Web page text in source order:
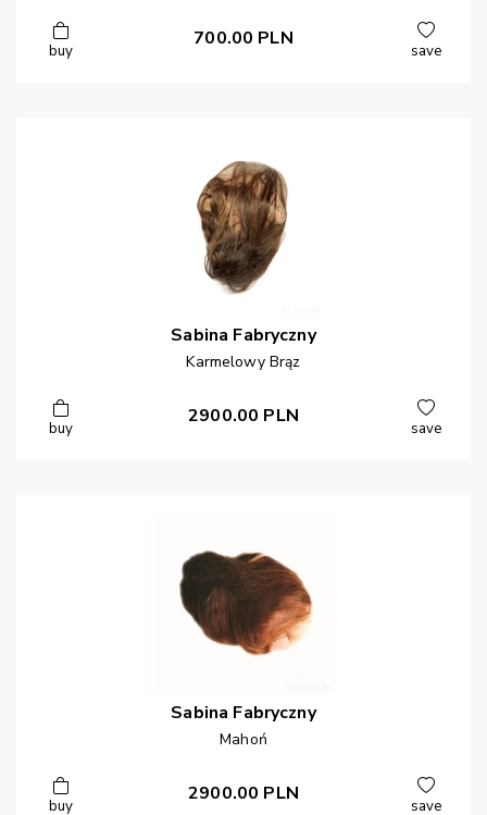
buy
700.00 PLN
save
Sabina Fabryczny
Karmelowy Brąz
buy
2900.00 PLN
save
Sabina Fabryczny
Mahoń
buy
2900.00 PLN
save